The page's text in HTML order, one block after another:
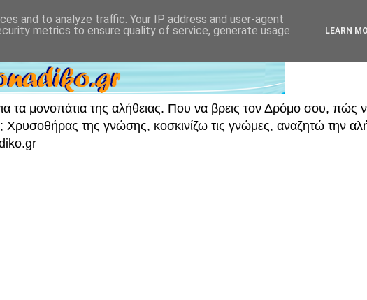
τα μονοπάτια της αλήθειας. Που να βρεις τον Δρόμο σου, πώς
της γνώσης, κοσκινίζω τις γνώμες, αναζητώ την
and to analyze traffic. Your IP address and user-agent
metrics to ensure quality of service, generate usage
LEARN